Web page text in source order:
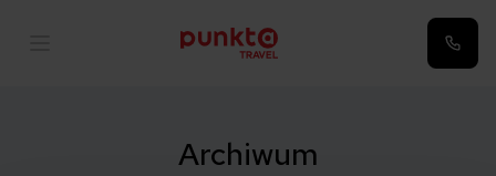
Archiwum